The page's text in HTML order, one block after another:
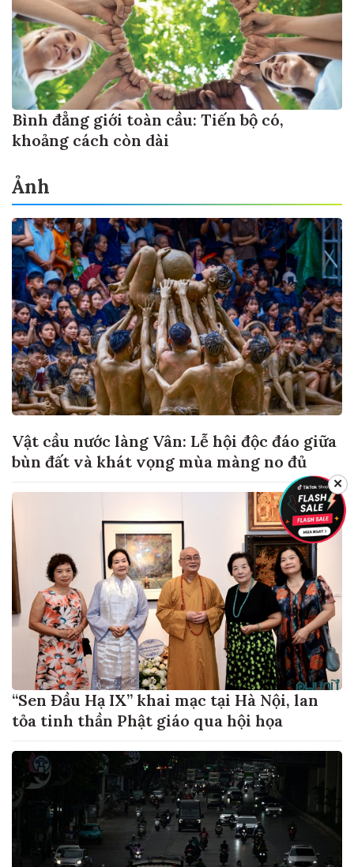
Bình đẳng giới toàn cầu: Tiến bộ có,
khoảng cách còn dài
Ảnh
Vật cầu nước làng Vân: Lễ hội độc đáo giữa
bùn đất và khát vọng mùa màng no đủ
“Sen Đầu Hạ IX” khai mạc tại Hà Nội, lan
tỏa tinh thần Phật giáo qua hội họa
✕